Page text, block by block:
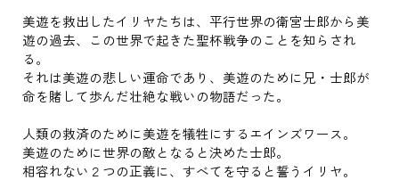
美遊を救出したイリヤたちは、平行世界の衛宮士郎から美
遊の過去、この世界で起きた聖杯戦争のことを知らされ
る。
それは美遊の悲しい運命であり、美遊のために兄・士郎が
命を賭して歩んだ壮絶な戦いの物語だった。
人類の救済のために美遊を犠牲にするエインズワース。
美遊のために世界の敵となると決めた士郎。
相容れない２つの正義に、すべてを守ると誓うイリヤ。